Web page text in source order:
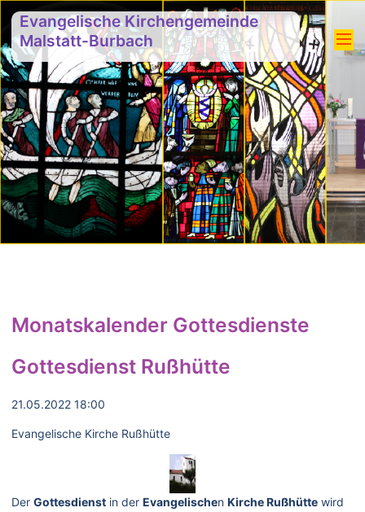
Evangelische Kirchengemeinde
Malstatt-Burbach
Monatskalender Gottesdienste
Gottesdienst Rußhütte
21.05.2022 18:00
Evangelische Kirche Rußhütte
Der Gottesdienst in der Evangelischen Kirche Rußhütte wird